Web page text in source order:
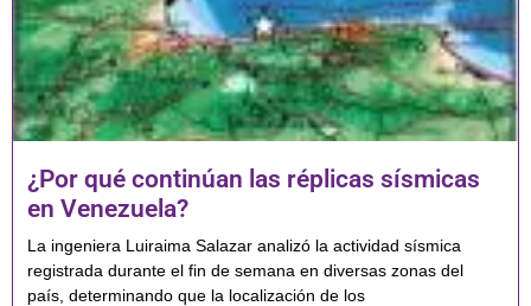
¿Por qué continúan las réplicas sísmicas
en Venezuela?
La ingeniera Luiraima Salazar analizó la actividad sísmica
registrada durante el fin de semana en diversas zonas del
país, determinando que la localización de los